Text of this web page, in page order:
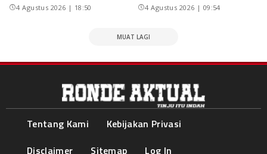
4 Agustus 2026 | 18:50 4 Agustus 2026 | 09:54
MUAT LAGI
Tentang Kami
Kebijakan Privasi
Disclaimer
Sitemap Log In